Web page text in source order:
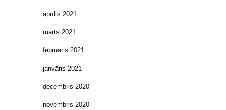
aprīlis 2021
marts 2021
februāris 2021
janvāris 2021
decembris 2020
novembris 2020